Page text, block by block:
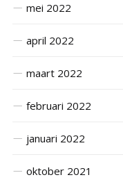
mei 2022
april 2022
maart 2022
februari 2022
januari 2022
oktober 2021